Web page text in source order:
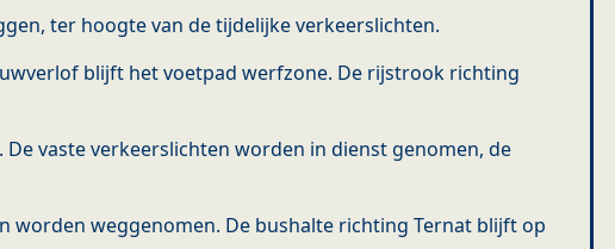
ter hoogte van de tijdelijke verkeerslichten.
blijft het voetpad werfzone. De rijstrook richting
De vaste verkeerslichten worden in dienst genomen, de
worden weggenomen. De bushalte richting Ternat blijft op